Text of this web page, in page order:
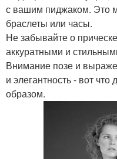
с вашим пиджаком. Это
браслеты или часы.
Не забывайте о
аккуратными и
Внимание позе и
и элегантность - вот
образом.